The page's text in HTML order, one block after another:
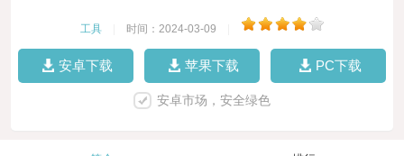
工具 时间：2024-03-09
安卓下载 苹果下载 PC下载
安卓市场，安全绿色